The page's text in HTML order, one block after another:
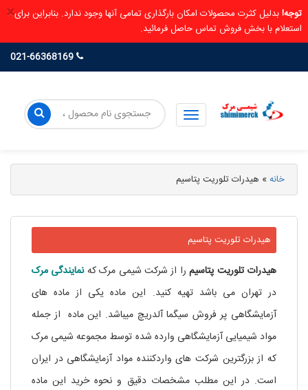
×بدلیل کثرت محصولات امکان بارگذاری تمامی آنها وجود ندارد. بنابراین برای
با بخش فروش تماس حاصل فرمائید.
»هیدرات تلوریت پتاسیم
هیدرات تلوریت پتاسیم
هیدراتتلوریتپتاسیمرا از شرکت شیمی مرک کهنمایندگی مرک
در تهران می باشد تهیه کنید. این ماده یکی از ماده های
آزمایشگاهی پر فروش سیگما آلدریچ میباشد. این ماده از جمله
مواد شیمیایی آزمایشگاهی وارده شده توسط مجموعه شیمی مرک
که از بزرگترین شرکت های واردکننده مواد آزمایشگاهی در ایران
است. در این مطلب مشخصات دقیق و نحوه خرید این ماده